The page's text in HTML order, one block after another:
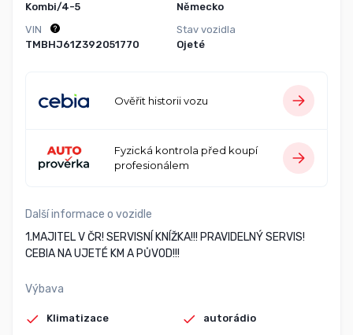
Kombi/4-5
Německo
VIN
TMBHJ61Z392051770
Stav vozidla
Ojeté
Ověřit historii vozu
Fyzická kontrola před koupí
profesionálem
Další informace o vozidle
1.MAJITEL V ČR! SERVISNÍ KNÍŽKA!!! PRAVIDELNÝ SERVIS!
CEBIA NA UJETÉ KM A PŮVOD!!!
Výbava
Klimatizace autorádio